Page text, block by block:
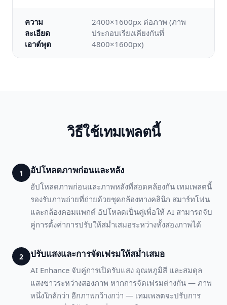
ความ
ละเอียด
เอาต์พุต
2400×1600px ต่อภาพ (ภาพ
ประกอบเรียงเคียงกันที่
4800×1600px)
วิธีใช้เทมเพลตนี้
1 อัปโหลดภาพก่อนและหลัง
อัปโหลดภาพก่อนและภาพหลังที่สอดคล้องกัน เทมเพลตนี้
รองรับภาพถ่ายที่ถ่ายด้วยชุดกล้องทางคลินิก สมาร์ทโฟน
และกล้องคอมแพกต์ อัปโหลดเป็นคู่เพื่อให้ AI สามารถจับ
คู่การตั้งค่าการปรับให้สม่ำเสมอระหว่างทั้งสองภาพได้
2 ปรับแสงและการจัดเฟรมให้สม่ำเสมอ
AI Enhance จับคู่การเปิดรับแสง อุณหภูมิสี และสมดุล
แสงขาวระหว่างสองภาพ หากการจัดเฟรมต่างกัน — ภาพ
หนึ่งใกล้กว่า อีกภาพกว้างกว่า — เทมเพลตจะปรับการ